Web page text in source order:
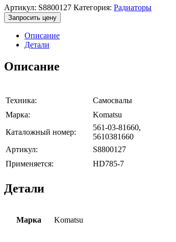
Артикул: S8800127 Категория: Радиаторы
Запросить цену
Описание
Детали
Описание
Техника:
Самосвалы
Марка:
Komatsu
Каталожный номер:
561-03-81660,
5610381660
Артикул:
S8800127
Применяется:
HD785-7
Детали
Марка Komatsu